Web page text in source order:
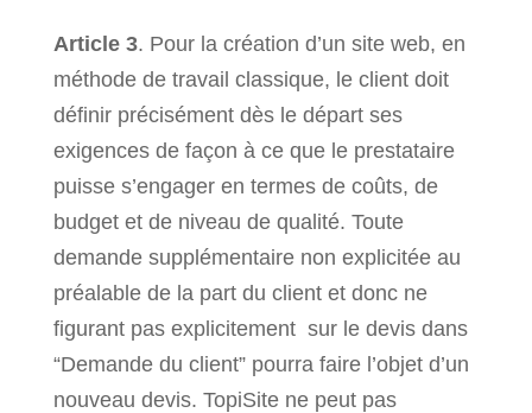
Article 3. Pour la création d’un site web, en
méthode de travail classique, le client doit
définir précisément dès le départ ses
exigences de façon à ce que le prestataire
puisse s’engager en termes de coûts, de
budget et de niveau de qualité. Toute
demande supplémentaire non explicitée au
préalable de la part du client et donc ne
figurant pas explicitement sur le devis dans
“Demande du client” pourra faire l’objet d’un
nouveau devis. TopiSite ne peut pas